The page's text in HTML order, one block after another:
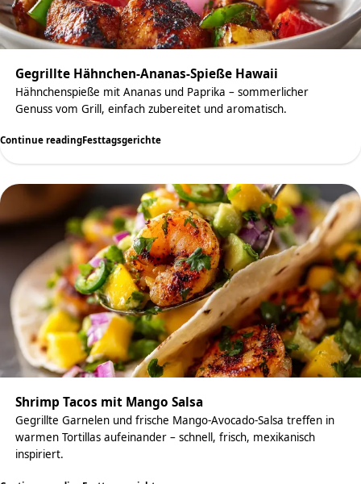
Gegrillte Hähnchen-Ananas-Spieße Hawaii
Hähnchenspieße mit Ananas und Paprika – sommerlicher
Genuss vom Grill, einfach zubereitet und aromatisch.
Continue readingFesttagsgerichte
Shrimp Tacos mit Mango Salsa
Gegrillte Garnelen und frische Mango-Avocado-Salsa treffen in
warmen Tortillas aufeinander – schnell, frisch, mexikanisch
inspiriert.